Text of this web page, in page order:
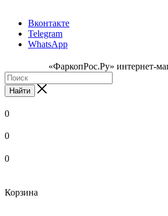
Вконтакте
Telegram
WhatsApp
«ФаркопРос.Ру» интернет-
Найти
0
0
0
Корзина